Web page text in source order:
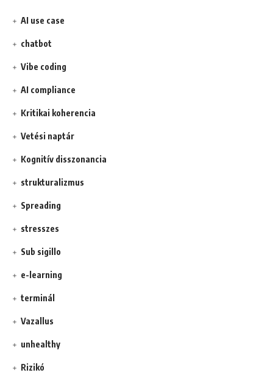
AI use case
chatbot
Vibe coding
AI compliance
Kritikai koherencia
Vetési naptár
Kognitív disszonancia
strukturalizmus
Spreading
stresszes
Sub sigillo
e-learning
terminál
Vazallus
unhealthy
Rizikó